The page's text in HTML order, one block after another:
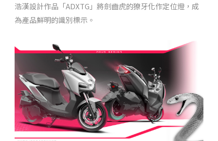
浩漢設計作品「ADXTG」將劍齒虎的獠牙化作定位燈，成
為產品鮮明的識別標示。